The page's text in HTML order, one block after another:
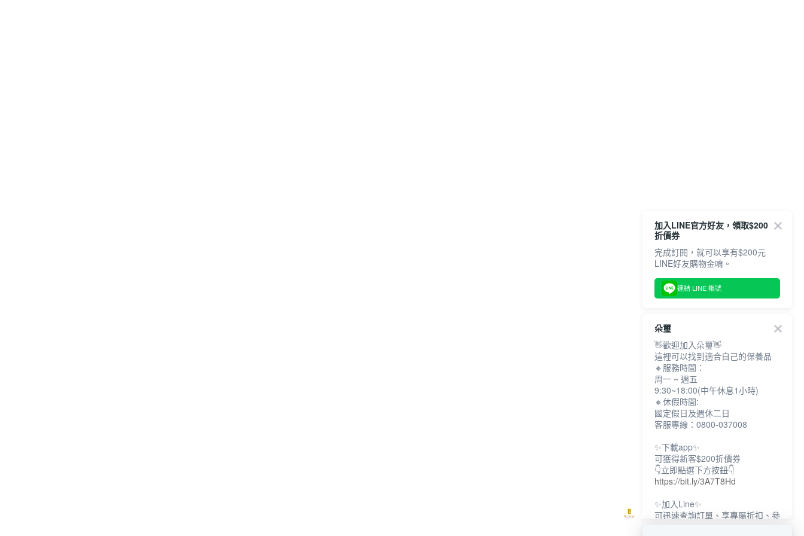
加入LINE官方好友，領取$200
折價券
完成訂閱，就可以享有$200元
LINE好友購物金唷。
連結 LINE 帳號
朵璽
👋歡迎加入朵璽👋
這裡可以找到適合自己的保養品
🔸服務時間：
周一 ~ 週五
9:30~18:00(中午休息1小時)
🔸休假時間:
國定假日及週休二日
客服專線：0800-037008
✨下載app✨
可獲得新客$200折價券
👇立即點選下方按鈕👇
https://bit.ly/3A7T8Hd
✨加入Line✨
可迅速查詢訂單、享專屬折扣、參